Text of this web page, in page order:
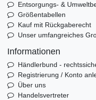
Entsorgungs- &
Größentabellen
Kauf mit Rückgaberecht
Unser umfangreiches
Informationen
Händlerbund -
Registrierung / Konto
Über uns
Handelsvertreter